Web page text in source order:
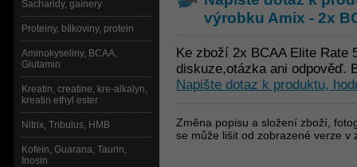
výrobku Amix - 2x
Ke zboží 2x BCAA Elite Rate
diskuze,otázka ani odpověď.
Napište dotaz k produktu,
Změna popisu a složení zboží,
se může lišit od zobrazené verze
Sacharidy, gainery
Proteiny, bílkoviny, protein
Aminokyseliny, BCAA,
Glutamin
Kreatin, creatine, kre-alkalyn,
kreatin ethyl ester
Nitrix, Tribulus, HMB
Kofein, Guarana, Taurin,
Inosin